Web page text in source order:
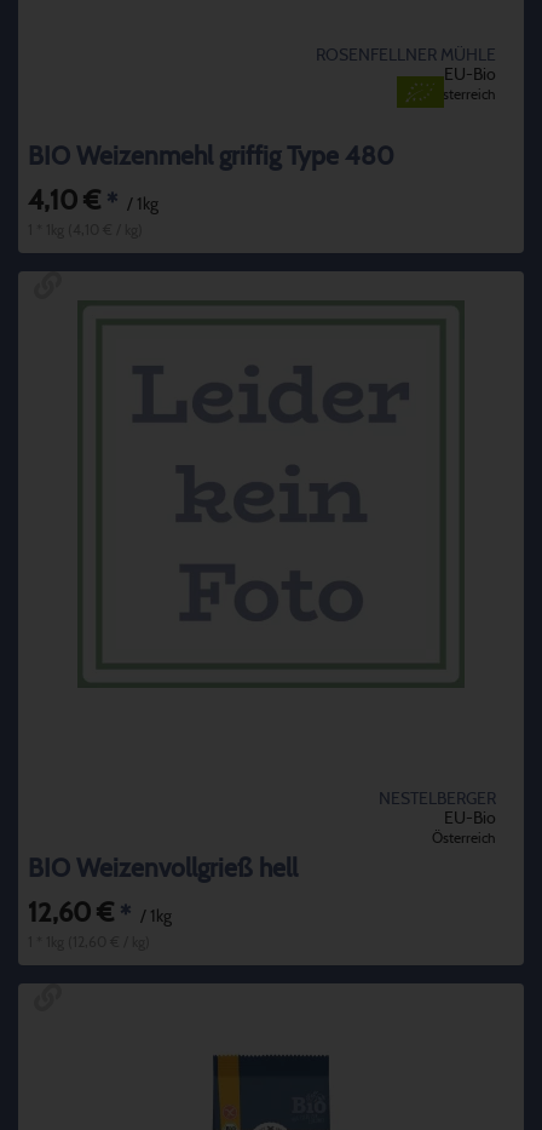
ROSENFELLNER MÜHLE
EU-Bio
Österreich
BIO Weizenmehl griffig Type 480
4,10 € * / 1kg
NESTELBERGER
EU-Bio
Österreich
BIO Weizenvollgrieß hell
12,60 € * / 1kg